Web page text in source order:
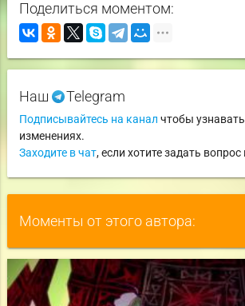
Поделиться моментом:
Наш Telegram
Подписывайтесь на канал чтобы
изменениях.
Заходите в чат, если хотите задать
Моменты от этого автора: